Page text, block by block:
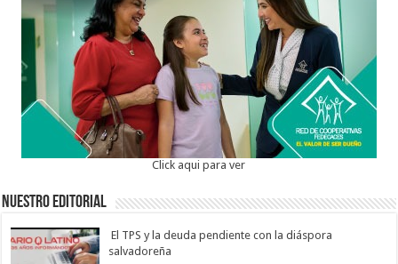
Click aqui para ver
Nuestro Editorial
El TPS y la deuda pendiente con la diáspora
salvadoreña